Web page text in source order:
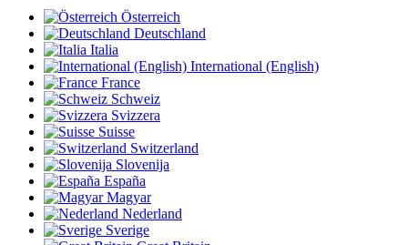
Österreich
Deutschland
Italia
International (English)
France
Schweiz
Svizzera
Suisse
Switzerland
Slovenija
España
Magyar
Nederland
Sverige